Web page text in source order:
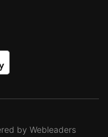
by Webleaders